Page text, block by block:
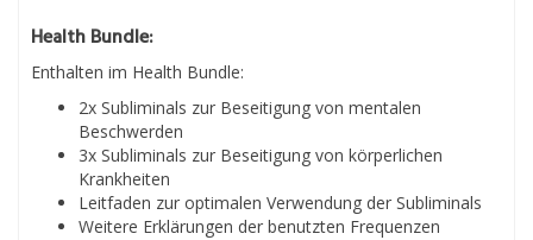
Health Bundle:
Enthalten im Health Bundle:
2x Subliminals zur Beseitigung von mentalen
Beschwerden
3x Subliminals zur Beseitigung von körperlichen
Krankheiten
Leitfaden zur optimalen Verwendung der Subliminals
Weitere Erklärungen der benutzten Frequenzen